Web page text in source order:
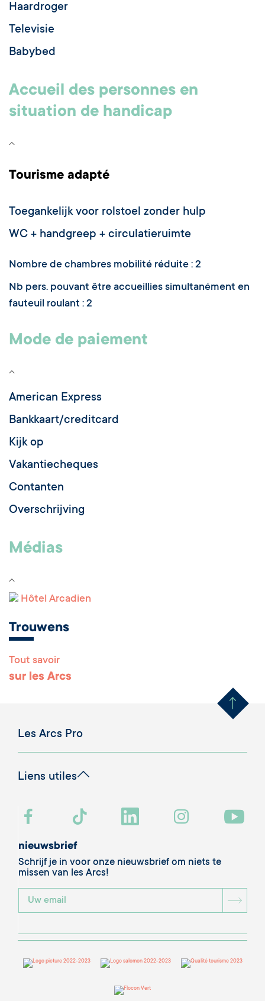
Haardroger
Televisie
Babybed
Accueil des personnes en
situation de handicap
Tourisme adapté
Toegankelijk voor rolstoel zonder hulp
WC + handgreep + circulatieruimte
Nombre de chambres mobilité réduite : 2
Nb pers. pouvant être accueillies simultanément en
fauteuil roulant : 2
Mode de paiement
American Express
Bankkaart/creditcard
Kijk op
Vakantiecheques
Contanten
Overschrijving
Médias
Hôtel Arcadien
Trouwens
Tout savoir
sur les Arcs Remonter
Les Arcs Pro
Liens utiles
nieuwsbrief
Schrijf je in voor onze nieuwsbrief om niets te
missen van les Arcs!